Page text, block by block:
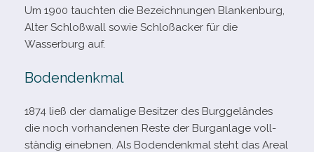
Um 1900 tauch­ten die Bezeichnungen Blankenburg,
Alter Schloßwall sowie Schloßacker für die
Wasserburg auf.
Bodendenkmal
1874 ließ der dama­lige Besitzer des Burggeländes
die noch vor­han­de­nen Reste der Burganlage voll­
stän­dig ein­eb­nen. Als Bodendenkmal steht das Areal